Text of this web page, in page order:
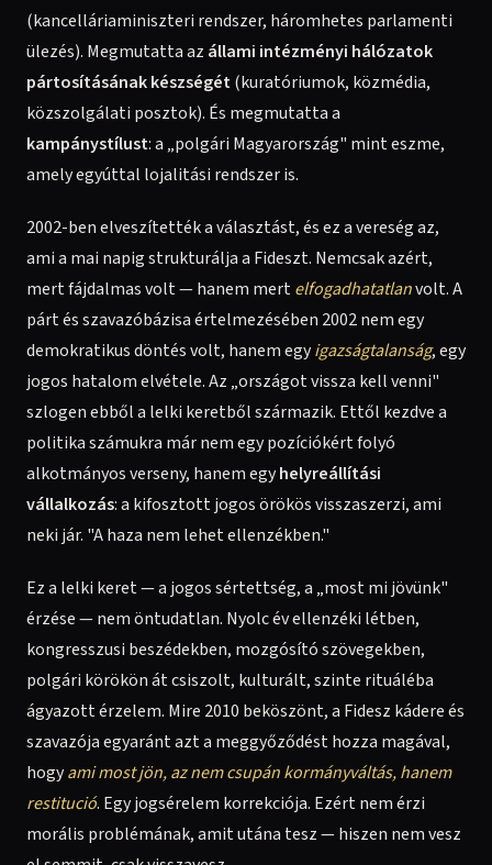
(kancelláriaminiszteri rendszer, háromhetes parlamenti
ülezés). Megmutatta az állami intézményi hálózatok
pártosításának készségét(kuratóriumok, közmédia,
közszolgálati posztok). És megmutatta a
kampánystílust: a „polgári Magyarország" mint eszme,
amely egyúttal lojalitási rendszer is.
2002-ben elveszítették a választást, és ez a vereség az,
ami a mai napig strukturálja a Fideszt. Nemcsak azért,
mert fájdalmas volt — hanem mertelfogadhatatlanvolt. A
párt és szavazóbázisa értelmezésében 2002 nem egy
demokratikus döntés volt, hanem egyigazságtalanság, egy
jogos hatalom elvétele. Az „országot vissza kell venni"
szlogen ebből a lelki keretből származik. Ettől kezdve a
politika számukra már nem egy pozíciókért folyó
alkotmányos verseny, hanem egyhelyreállítási
vállalkozás: a kifosztott jogos örökös visszaszerzi, ami
neki jár. "A haza nem lehet ellenzékben."
Ez a lelki keret — a jogos sértettség, a „most mi jövünk"
érzése — nem öntudatlan. Nyolc év ellenzéki létben,
kongresszusi beszédekben, mozgósító szövegekben,
polgári körökön át csiszolt, kulturált, szinte rituáléba
ágyazott érzelem. Mire 2010 beköszönt, a Fidesz kádere és
szavazója egyaránt azt a meggyőződést hozza magával,
hogyami most jön, az nem csupán kormányváltás, hanem
restitució. Egy jogsérelem korrekciója. Ezért nem érzi
morális problémának, amit utána tesz — hiszen nem vesz